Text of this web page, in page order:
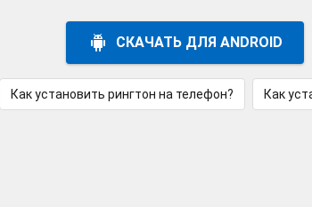
СКАЧАТЬ ДЛЯ ANDROID
Как установить рингтон на телефон? Как